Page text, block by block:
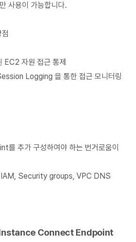
사용이 가능합니다.
EC2 자원 접근 통제
Logging 을 통한 접근 모니터링
를 추가 구성하여야 하는 번거로움이
Security groups, VPC DNS
Connect Endpoint